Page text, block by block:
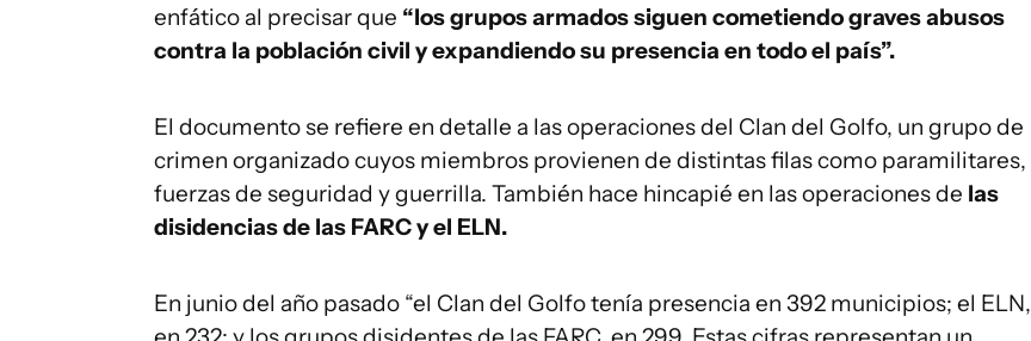
enfático al precisar que “los grupos armados siguen cometiendo graves abusos
contra la población civil y expandiendo su presencia en todo el país”.
El documento se refiere en detalle a las operaciones del Clan del Golfo, un grupo de
crimen organizado cuyos miembros provienen de distintas filas como paramilitares,
fuerzas de seguridad y guerrilla. También hace hincapié en las operaciones de las
disidencias de las FARC y el ELN.
En junio del año pasado “el Clan del Golfo tenía presencia en 392 municipios; el ELN,